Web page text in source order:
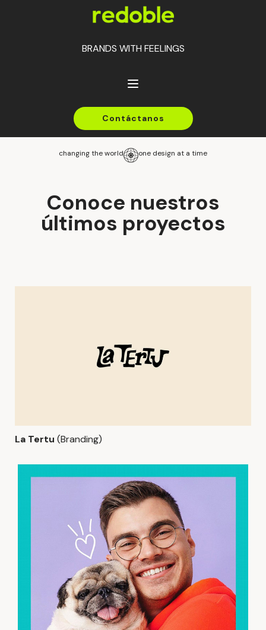
BRANDS WITH FEELINGS
Contáctanos
changing the world one design at a time
Conoce nuestros
últimos proyectos
La Tertu (Branding)